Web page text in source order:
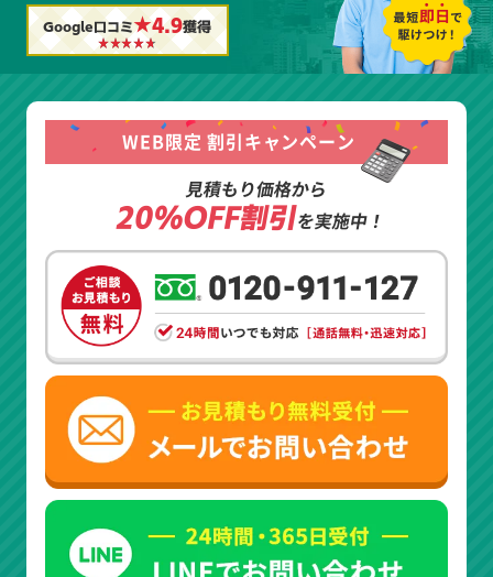
Google口コミ★4.9獲得
WEB限定 割引キャンペーン
見積もり価格から
20%OFF割引を実施中！